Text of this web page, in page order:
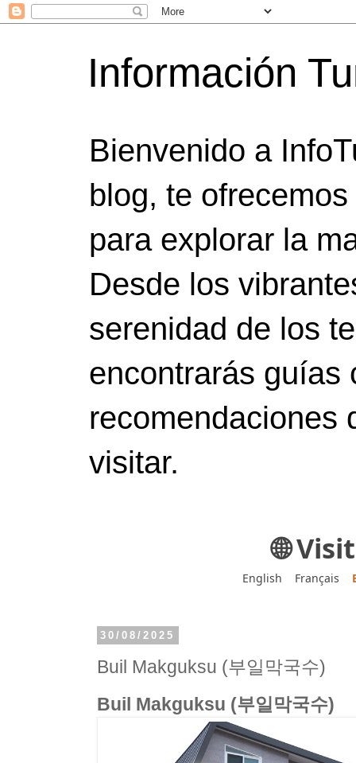
Información
Bienvenido a
blog, te
para explorar la
Desde los
serenidad de los
encontrarás guías
recomendaciones
visitar.
🌐
English Français
30/08/2025
Buil Makguksu (부일막국수)
Buil Makguksu (부일막국수)